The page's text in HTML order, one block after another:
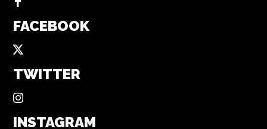
FACEBOOK
TWITTER
INSTAGRAM